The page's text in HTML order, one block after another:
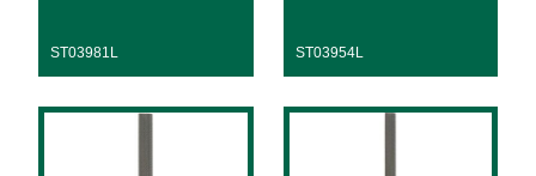
ST03981L ST03954L